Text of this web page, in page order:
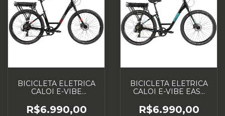
BICICLETA ELETRICA
CALOI E-VIBE
R$6.990,00
BICICLETA ELETRICA
CALOI E-VIBE EASY
R$6.990,00